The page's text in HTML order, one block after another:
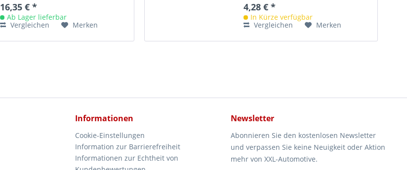
16,35 € *
Ab Lager lieferbar
Vergleichen
Merken
4,28 € *
In Kürze verfügbar
Vergleichen
Merken
Informationen
Cookie-Einstellungen
Information zur Barrierefreiheit
Informationen zur Echtheit von
Newsletter
Abonnieren Sie den kostenlosen Newsletter
und verpassen Sie keine Neuigkeit oder Aktion
mehr von XXL-Automotive.